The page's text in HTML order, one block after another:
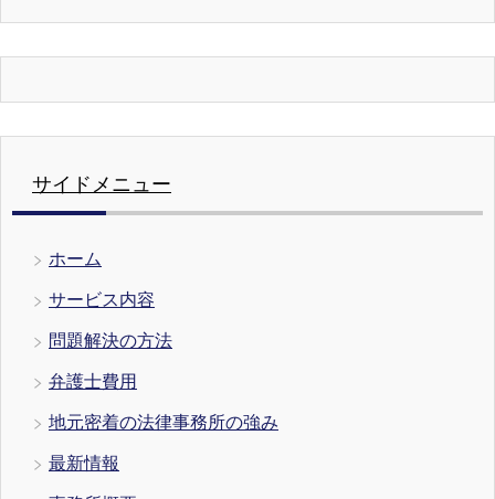
サイドメニュー
ホーム
サービス内容
問題解決の方法
弁護士費用
地元密着の法律事務所の強み
最新情報